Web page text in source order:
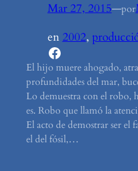
Mar 27, 2015—por
en2002,
Facebook
El hijo muere ahogado,
profundidades del mar,
Lo demuestra con el robo,
es. Robo que llamó la
El acto de demostrar ser el
el del fósil,…